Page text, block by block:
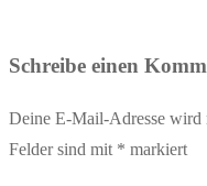
Schreibe einen
Deine E-Mail-Adresse wird
Felder sind mit * markiert